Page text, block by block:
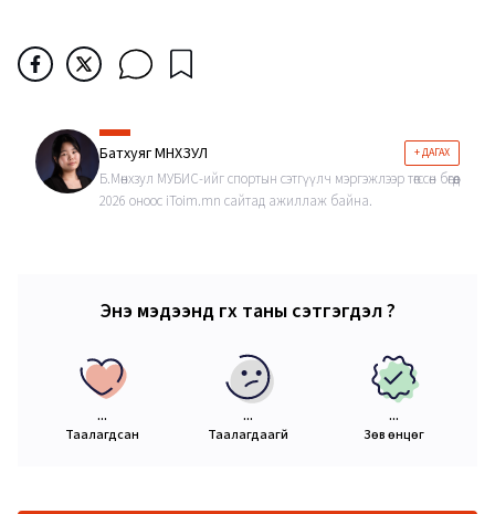
Батхуяг МӨНХЗУЛ + ДАГАХ
Б.Мөнхзул МУБИС-ийг спортын сэтгүүлч мэргэжлээр төгссөн бөгөөд
2026 оноос iToim.mn сайтад ажиллаж байна.
Энэ мэдээнд өгөх таны сэтгэгдэл ?
...
Таалагдсан
...
Таалагдаагүй
...
Зөв өнцөг